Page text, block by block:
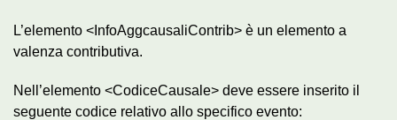
L’elemento <InfoAggcausaliContrib> è un elemento a
valenza contributiva.
Nell’elemento <CodiceCausale> deve essere inserito il
seguente codice relativo allo specifico evento: